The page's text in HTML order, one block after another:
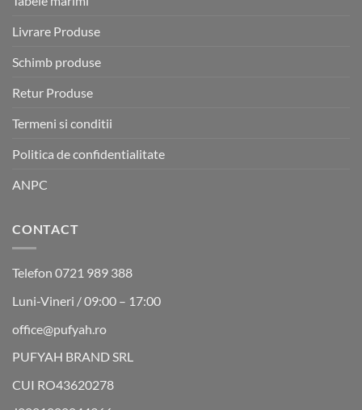
Livrare Produse
Schimb produse
Retur Produse
Termeni si conditii
Politica de confidentialitate
ANPC
CONTACT
Telefon 0721 989 388
Luni-Vineri / 09:00 – 17:00
office@pufyah.ro
PUFYAH BRAND SRL
CUI RO43620278